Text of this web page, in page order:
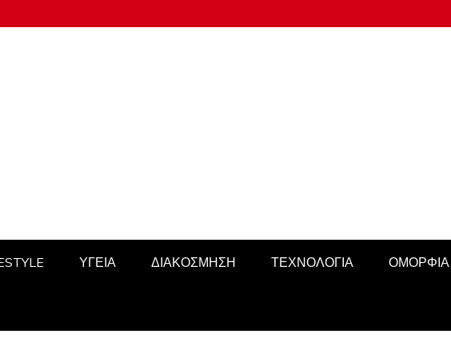
ΥΓΕΙΑ ΔΙΑΚΟΣΜΗΣΗ ΤΕΧΝΟΛΟΓΙΑ ΟΜΟΡΦΙΑ